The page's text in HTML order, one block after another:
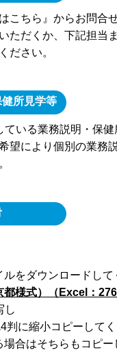
こちら』からお問合
ただくか、下記担当
ださい。
所見学等
ている業務説明・保
望により個別の業務
ダウンロードして
都様式）（Excel：
し
縮小コピーしてく
はそちらもコピーし